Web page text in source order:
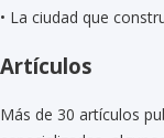
• La ciudad que
Artículos
Más de 30 artículos